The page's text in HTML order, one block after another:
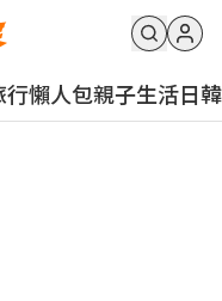
行懶人包親子生活日韓